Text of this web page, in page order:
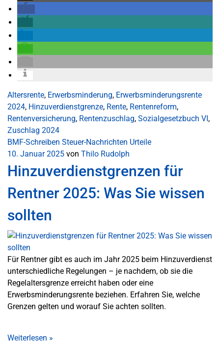
Altersrente, Erwerbsminderung, Erwerbsminderungsrente
2024, Hinzuverdienstgrenze, Rente, Rentenreform,
Rentenversicherung, Rentenzuschlag, Sozialgesetzbuch VI,
Zuschlag 2024
BMF-Schreiben Steuer-Nachrichten Urteile
10. Januar 2025 von Thilo Rudolph
Hinzuverdienstgrenzen für
Rentner 2025: Was Sie wissen
sollten
Für Rentner gibt es auch im Jahr 2025 beim Hinzuverdienst
unterschiedliche Regelungen – je nachdem, ob sie die
Regelaltersgrenze erreicht haben oder eine
Erwerbsminderungsrente beziehen. Erfahren Sie, welche
Grenzen gelten und worauf Sie achten sollten.
Weiterlesen »